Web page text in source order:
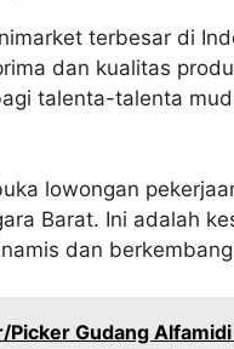
terbesar di
dan kualitas
talenta-talenta
lowongan
Barat. Ini adalah
dan
Picker Gudang